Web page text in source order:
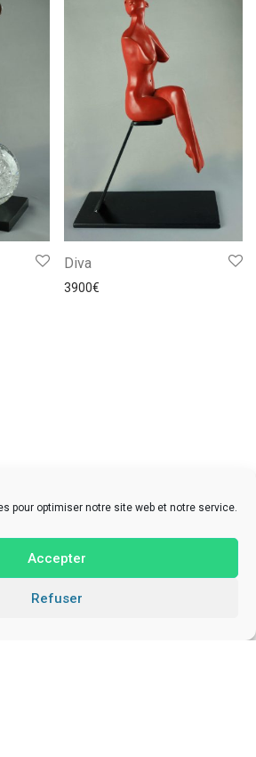
pour optimiser notre site web et notre service.
Accepter
Refuser
Diva
3900€